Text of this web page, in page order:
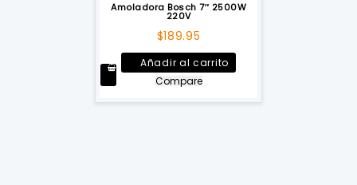
Amoladora Bosch 7″ 2500W
220V
$189.95
Añadir al carrito
Compare